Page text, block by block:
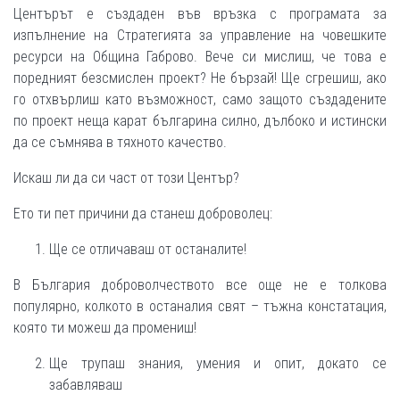
Центърът е създаден във връзка с програмата за
изпълнение на Стратегията за управление на човешките
ресурси на Община Габрово. Вече си мислиш, че това е
поредният безсмислен проект? Не бързай! Ще сгрешиш, ако
го отхвърлиш като възможност, само защото създадените
по проект неща карат българина силно, дълбоко и истински
да се съмнява в тяхното качество.
Искаш ли да си част от този Център?
Ето ти пет причини да станеш доброволец:
Ще се отличаваш от останалите!
В България доброволчеството все още не е толкова
популярно, колкото в останалия свят – тъжна констатация,
която ти можеш да промениш!
Ще трупаш знания, умения и опит, докато се
забавляваш